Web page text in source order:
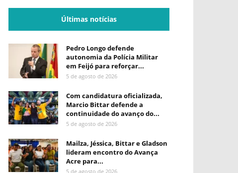
Últimas notícias
Pedro Longo defende
autonomia da Polícia Militar
em Feijó para reforçar...
5 de agosto de 2026
Com candidatura oficializada,
Marcio Bittar defende a
continuidade do avanço do...
5 de agosto de 2026
Mailza, Jéssica, Bittar e Gladson
lideram encontro do Avança
Acre para...
5 de agosto de 2026